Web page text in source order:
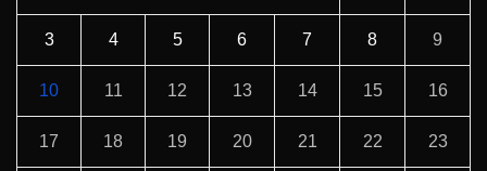
3 4 5 6 7 8 9
10 11 12 13 14 15 16
17 18 19 20 21 22 23